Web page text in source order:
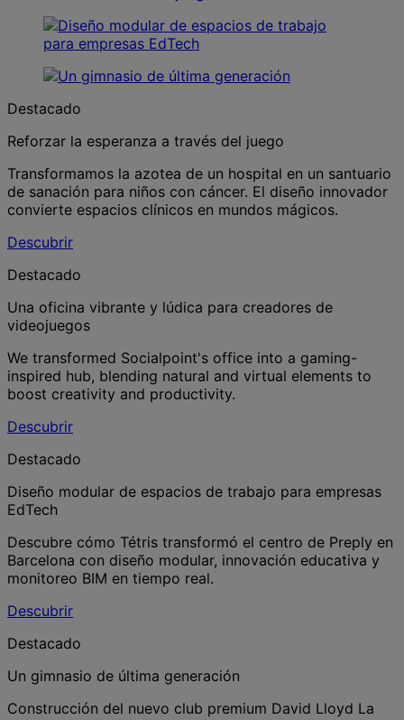
Destacado
Reforzar la esperanza a través del juego
Transformamos la azotea de un hospital en un santuario
de sanación para niños con cáncer. El diseño innovador
convierte espacios clínicos en mundos mágicos.
Descubrir
Destacado
Una oficina vibrante y lúdica para creadores de
videojuegos
We transformed Socialpoint's office into a gaming-
inspired hub, blending natural and virtual elements to
boost creativity and productivity.
Descubrir
Destacado
Diseño modular de espacios de trabajo para empresas
EdTech
Descubre cómo Tétris transformó el centro de Preply en
Barcelona con diseño modular, innovación educativa y
monitoreo BIM en tiempo real.
Descubrir
Destacado
Un gimnasio de última generación
Construcción del nuevo club premium David Lloyd La